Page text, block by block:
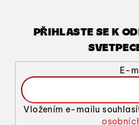
í
r
PŘIHLASTE SE K
E-
Vložením e-mailu